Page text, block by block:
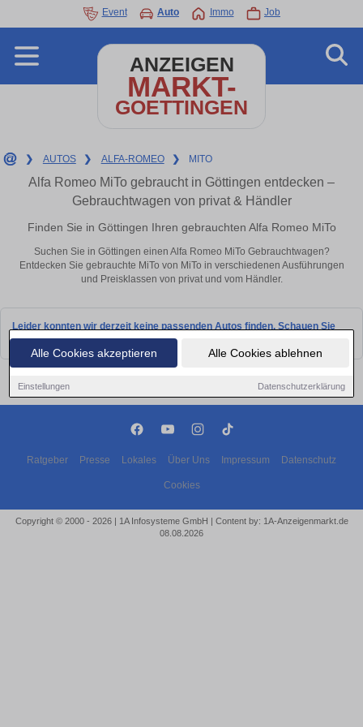
Alle Cookies akzeptieren Alle Cookies ablehnen
Einstellungen Datenschutzerklärung
Event Auto Immo Job
ANZEIGEN
MARKT-
GOETTINGEN
❯ AUTOS ❯ ALFA-ROMEO ❯ MITO
Alfa Romeo MiTo gebraucht in Göttingen entdecken –
Gebrauchtwagen von privat & Händler
Finden Sie in Göttingen Ihren gebrauchten Alfa Romeo MiTo
Suchen Sie in Göttingen einen Alfa Romeo MiTo Gebrauchtwagen?
Entdecken Sie gebrauchte MiTo von MiTo in verschiedenen Ausführungen
und Preisklassen von privat und vom Händler.
Leider konnten wir derzeit keine passenden Autos finden. Schauen Sie
bald wieder vorbei!
Ratgeber Presse Lokales Über Uns Impressum Datenschutz
Cookies
Copyright © 2000 - 2026 | 1A Infosysteme GmbH | Content by: 1A-Anzeigenmarkt.de
08.08.2026